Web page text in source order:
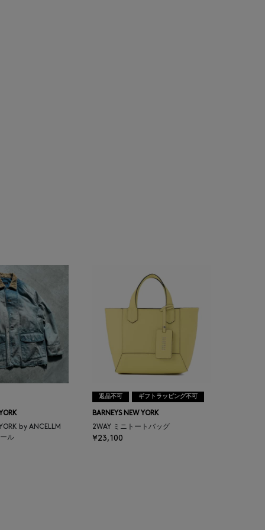
YORK by ANCELLM
ル
返品不可 ギフトラッピング不可
BARNEYS NEW YORK
2WAY ミニトートバッグ
¥23,100